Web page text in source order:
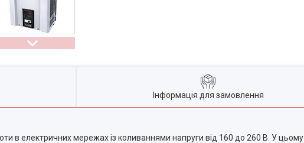
Інформація для замовлення
в електричних мережах із коливаннями напруги від 160 до 260 В. У цьому